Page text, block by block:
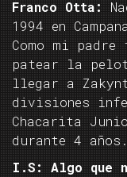
Franco Otta:
1994 en
Como mi
patear la
llegar a
divisiones
Chacarita
durante 4 años.
I.S: Algo que